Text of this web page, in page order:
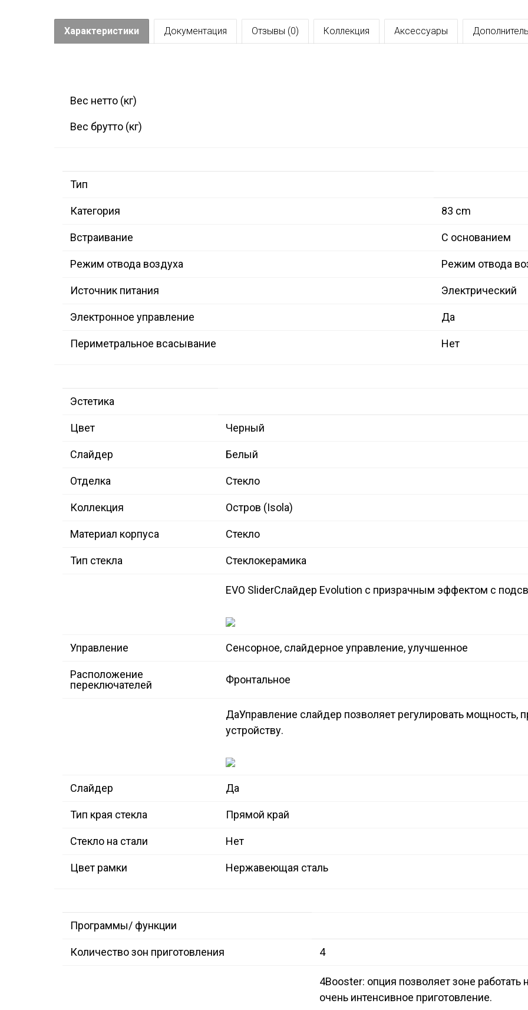
Характеристики Документация Отзывы (0) Коллекция Аксессуары
Вес нетто (кг)
Вес брутто (кг)
Тип
Категория 83 cm
Встраивание С основанием
Режим отвода воздуха Режим отвода
Источник питания Электрический
Электронное управление Да
Периметральное всасывание Нет
Эстетика
Цвет Черный
Слайдер Белый
Отделка Стекло
Коллекция Остров (Isola)
Материал корпуса Стекло
Тип стекла Стеклокерамика
EVO SliderСлайдер Evolution с призрачным эффектом с
Управление Сенсорное, слайдерное управление, улучшенное
Расположение
переключателей
Фронтальное
ДаУправление слайдер позволяет регулировать мощность,
устройству.
Слайдер Да
Тип края стекла Прямой край
Стекло на стали Нет
Цвет рамки Нержавеющая сталь
Программы/ функции
Количество зон приготовления 4
4Booster: опция позволяет зоне
очень интенсивное приготовление.